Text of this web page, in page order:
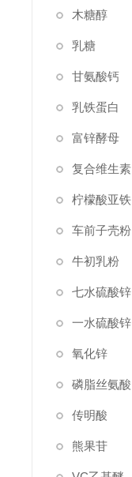
木糖醇
乳糖
甘氨酸钙
乳铁蛋白
富锌酵母
复合维生素
柠檬酸亚铁
车前子壳粉
牛初乳粉
七水硫酸锌
一水硫酸锌
氧化锌
磷脂丝氨酸
传明酸
熊果苷